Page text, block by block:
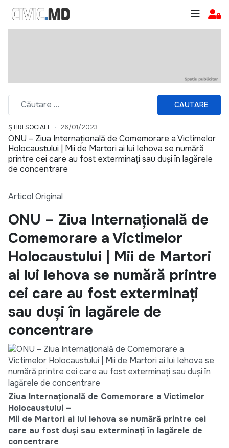
CAUTARE
ȘTIRI SOCIALE 26/01/2023
ONU – Ziua Internațională de Comemorare a Victimelor
Holocaustului | Mii de Martori ai lui Iehova se numără
printre cei care au fost exterminați sau duși în lagărele
de concentrare
Articol Original
ONU – Ziua Internațională de
Comemorare a Victimelor
Holocaustului | Mii de Martori
ai lui Iehova se numără printre
cei care au fost exterminați
sau duși în lagărele de
concentrare
Ziua Internațională de Comemorare a Victimelor
Holocaustului –
Mii de Martori ai lui Iehova se numără printre cei
care au fost duși sau exterminați în lagărele de
concentrare